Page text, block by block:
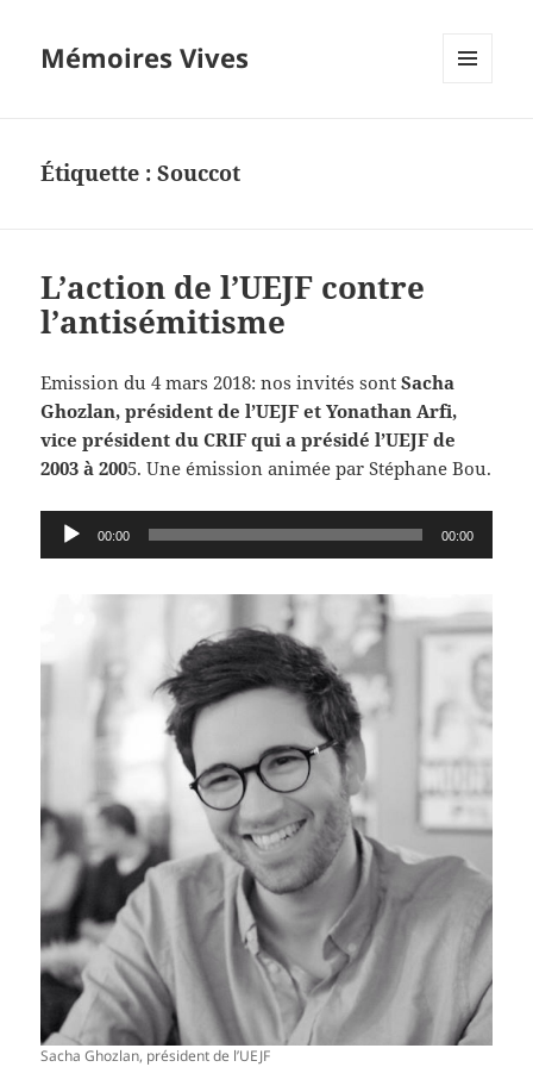
Mémoires Vives
Étiquette :Souccot
L’action de l’UEJF contre
l’antisémitisme
Emission du 4 mars 2018: nos invités sontSacha
Ghozlan, président de l’UEJF et Yonathan Arfi,
vice président du CRIF qui a présidé l’UEJF de
2003 à 2005. Une émission animée par Stéphane Bou.
Lecteur
audio
00:00 00:00
Sacha Ghozlan, président de l’UEJF